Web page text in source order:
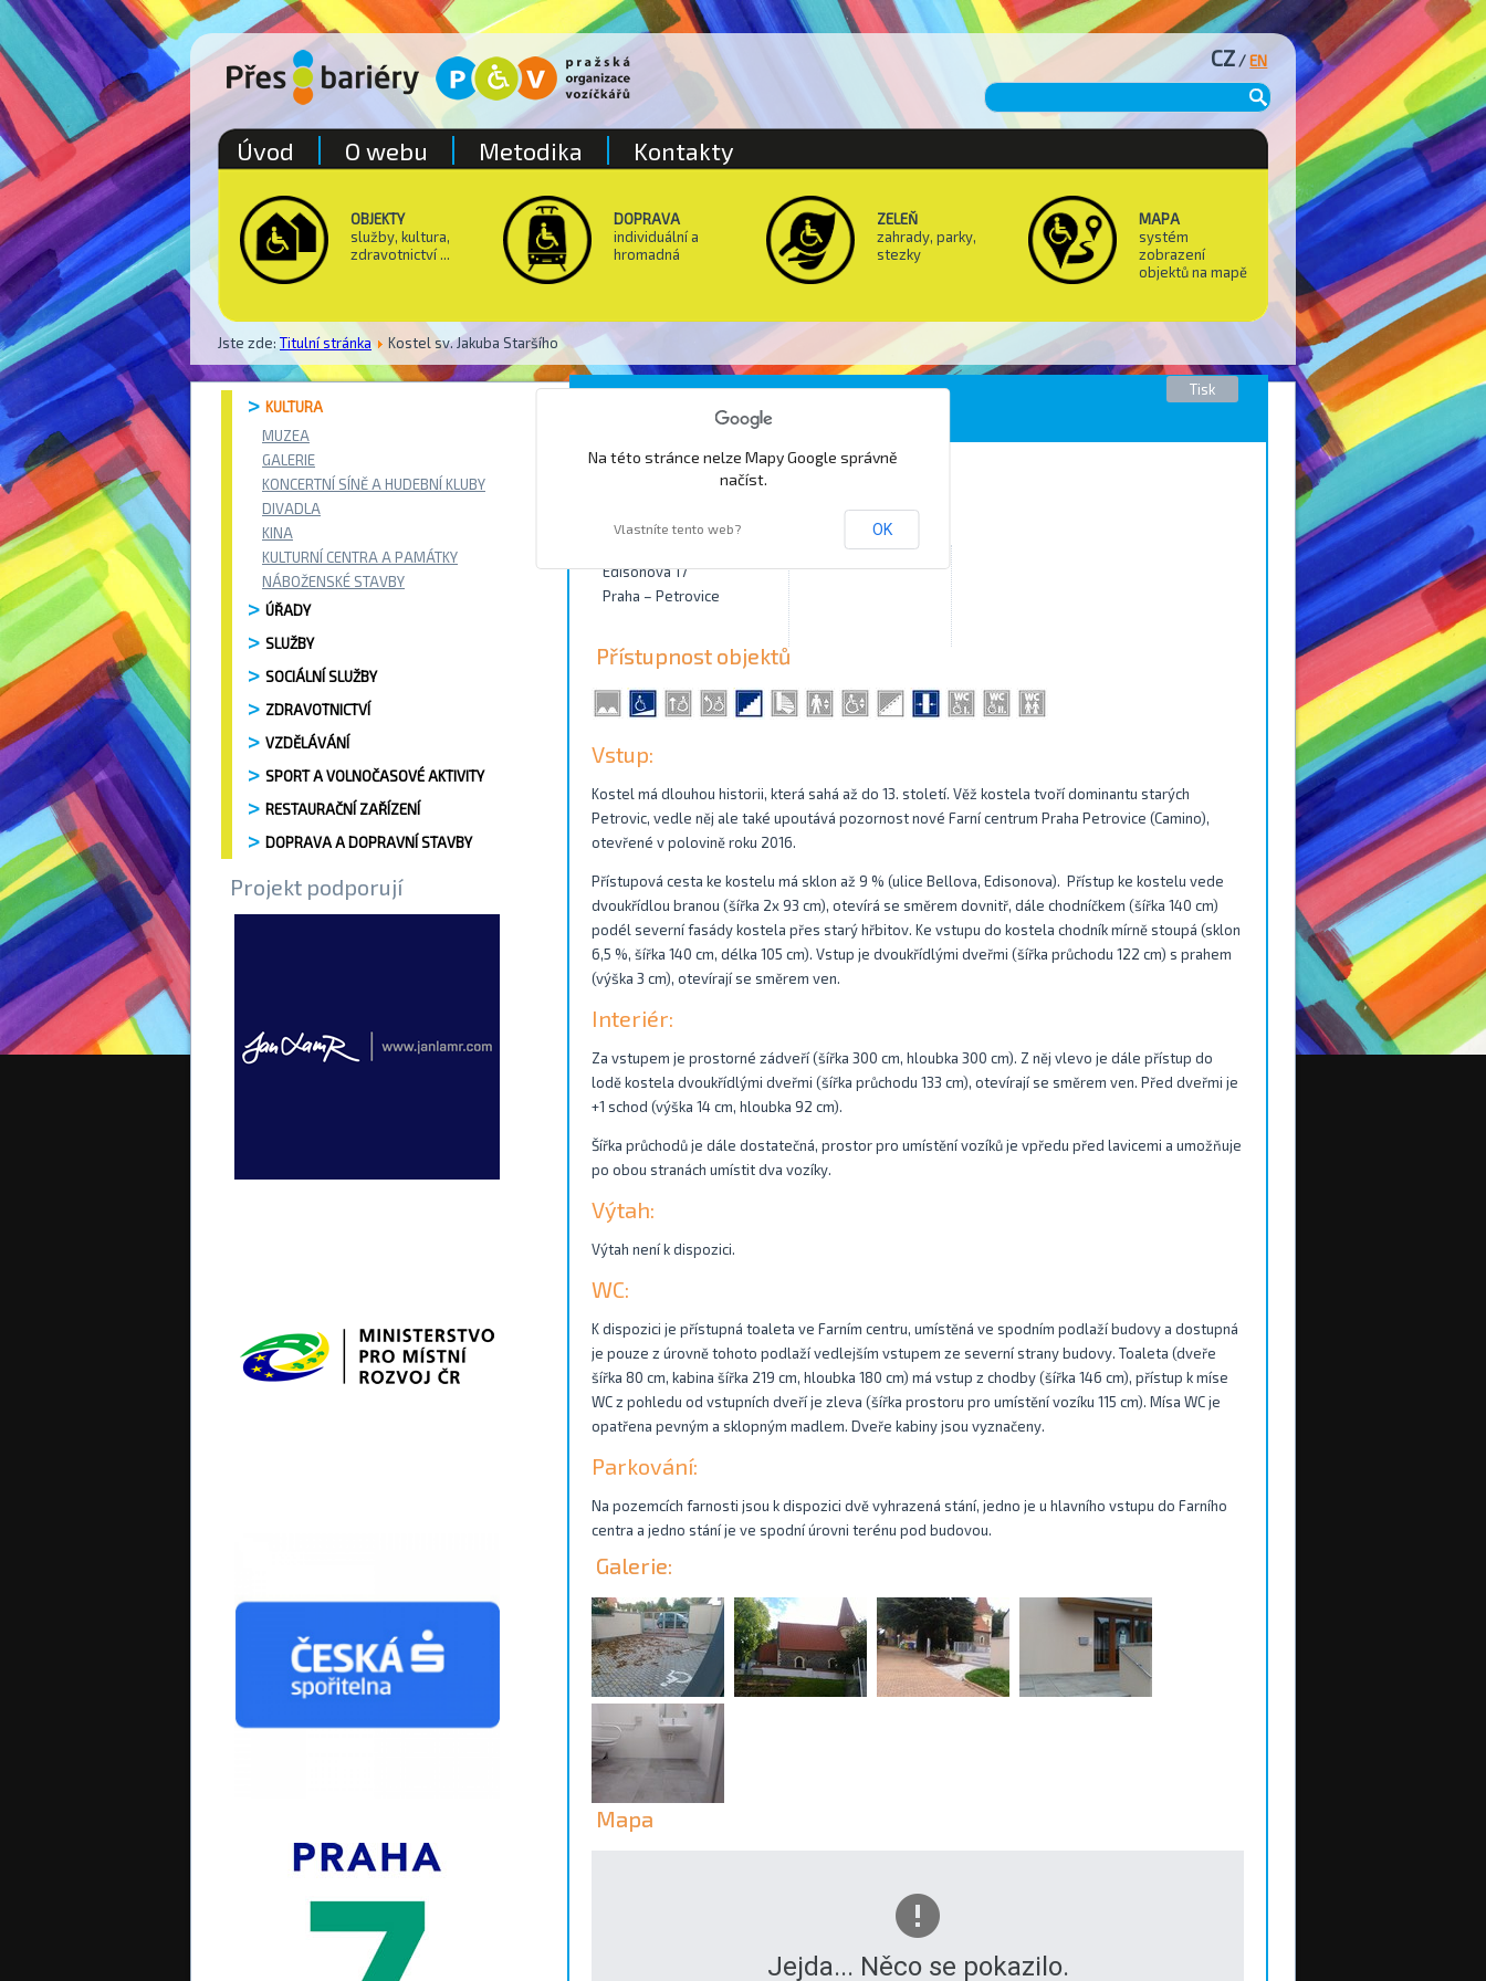
OBJEKTY
služby, kultura,
zdravotnictví ...
DOPRAVA
individuální a
hromadná
ZELEŇ
zahrady, parky,
stezky
MAPA
systém
zobrazení
objektů na mapě
CZ /EN
Jste zde: Titulní stránka Kostel sv. Jakuba Staršího
Úvod O webu Metodika Kontakty
KULTURA
MUZEA
GALERIE
KONCERTNÍ SÍNĚ A HUDEBNÍ KLUBY
DIVADLA
KINA
KULTURNÍ CENTRA A PAMÁTKY
NÁBOŽENSKÉ STAVBY
ÚŘADY
SLUŽBY
SOCIÁLNÍ SLUŽBY
ZDRAVOTNICTVÍ
VZDĚLÁVÁNÍ
SPORT A VOLNOČASOVÉ AKTIVITY
RESTAURAČNÍ ZAŘÍZENÍ
DOPRAVA A DOPRAVNÍ STAVBY
Projekt podporují
Tisk
Kostel sv. Jakuba Staršího
Edisonova 17
Praha – Petrovice
Přístupnost objektů
Vstup:
Kostel má dlouhou historii, která sahá až do 13. století. Věž kostela tvoří dominantu starých
Petrovic, vedle něj ale také upoutává pozornost nové Farní centrum Praha Petrovice (Camino),
otevřené v polovině roku 2016.
Přístupová cesta ke kostelu má sklon až 9 % (ulice Bellova, Edisonova). Přístup ke kostelu vede
dvoukřídlou branou (šířka 2x 93 cm), otevírá se směrem dovnitř, dále chodníčkem (šířka 140 cm)
podél severní fasády kostela přes starý hřbitov. Ke vstupu do kostela chodník mírně stoupá (sklon
6,5 %, šířka 140 cm, délka 105 cm). Vstup je dvoukřídlými dveřmi (šířka průchodu 122 cm) s prahem
(výška 3 cm), otevírají se směrem ven.
Interiér:
Za vstupem je prostorné zádveří (šířka 300 cm, hloubka 300 cm). Z něj vlevo je dále přístup do
lodě kostela dvoukřídlými dveřmi (šířka průchodu 133 cm), otevírají se směrem ven. Před dveřmi je
+1 schod (výška 14 cm, hloubka 92 cm).
Šířka průchodů je dále dostatečná, prostor pro umístění vozíků je vpředu před lavicemi a umožňuje
po obou stranách umístit dva vozíky.
Výtah:
Výtah není k dispozici.
WC:
K dispozici je přístupná toaleta ve Farním centru, umístěná ve spodním podlaží budovy a dostupná
je pouze z úrovně tohoto podlaží vedlejším vstupem ze severní strany budovy. Toaleta (dveře
šířka 80 cm, kabina šířka 219 cm, hloubka 180 cm) má vstup z chodby (šířka 146 cm), přístup k míse
WC z pohledu od vstupních dveří je zleva (šířka prostoru pro umístění vozíku 115 cm). Mísa WC je
opatřena pevným a sklopným madlem. Dveře kabiny jsou vyznačeny.
Parkování:
Na pozemcích farnosti jsou k dispozici dvě vyhrazená stání, jedno je u hlavního vstupu do Farního
centra a jedno stání je ve spodní úrovni terénu pod budovou.
Galerie:
Mapa
Jejda... Něco se pokazilo.
Na této stránce nelze Mapy Google správně
načíst.
Vlastníte tento web? OK